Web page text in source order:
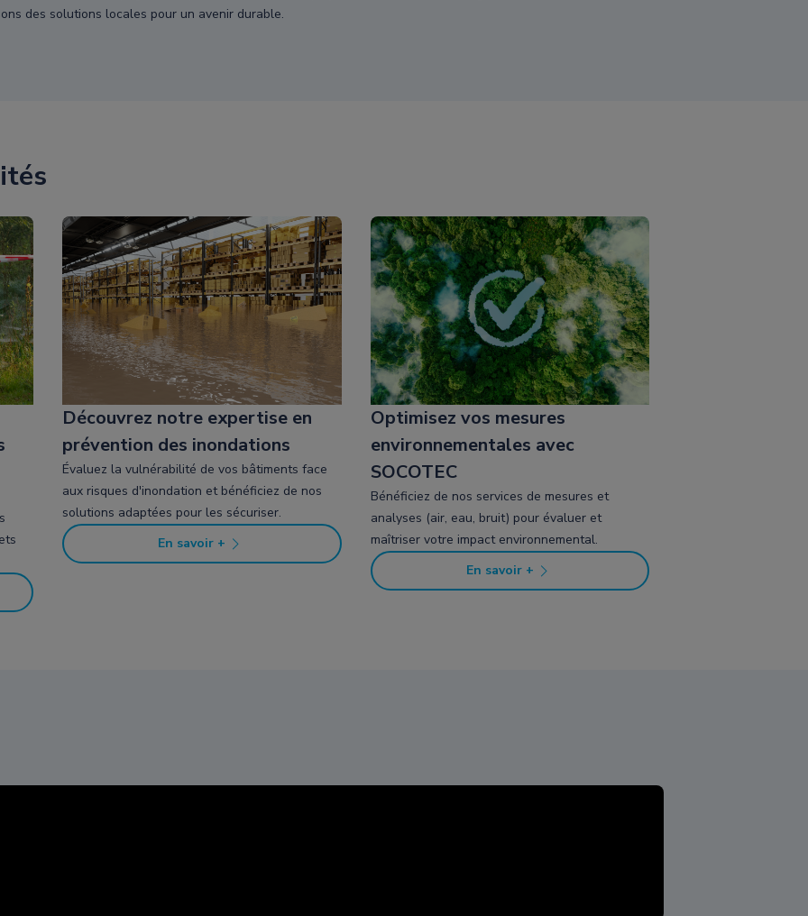
des solutions locales pour un avenir durable.
Découvrez notre expertise en
prévention des inondations
Évaluez la vulnérabilité de vos bâtiments face
aux risques d'inondation et bénéficiez de nos
solutions adaptées pour les sécuriser.
En savoir +
Optimisez vos mesures
environnementales avec
SOCOTEC
Bénéficiez de nos services de mesures et
analyses (air, eau, bruit) pour évaluer et
maîtriser votre impact environnemental.
En savoir +